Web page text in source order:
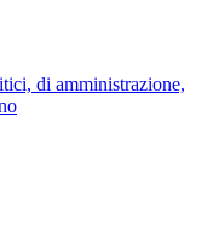
di amministrazione,